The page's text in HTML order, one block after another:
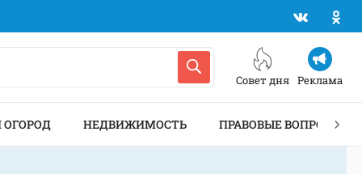
Совет дня Реклама
ОГОРОД НЕДВИЖИМОСТЬ ПРАВОВЫЕ ВОПРОСЫ